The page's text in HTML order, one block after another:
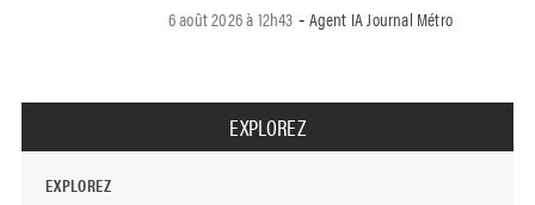
6 août 2026 à 12h43 - Agent IA Journal Métro
EXPLOREZ
EXPLOREZ